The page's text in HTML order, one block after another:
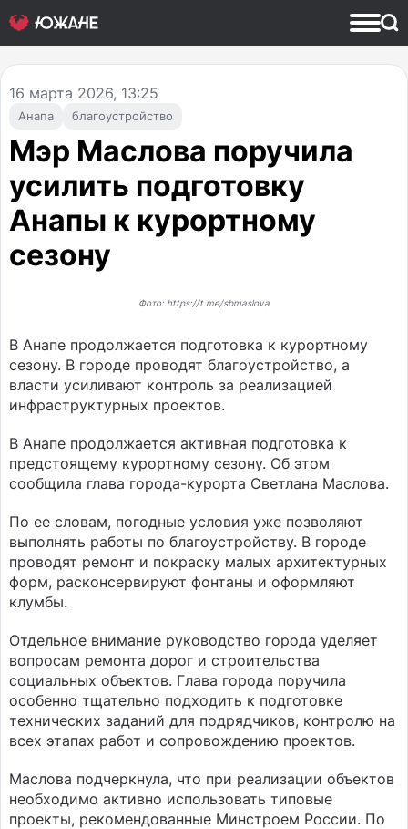
Анапа благоустройство
16 марта 2026, 13:25
Мэр Маслова поручила
усилить подготовку
Анапы к курортному
сезону
Фото: https://t.me/sbmaslova
В Анапе продолжается подготовка к курортному
сезону. В городе проводят благоустройство, а
власти усиливают контроль за реализацией
инфраструктурных проектов.
В Анапе продолжается активная подготовка к
предстоящему курортному сезону. Об этом
сообщила глава города-курорта Светлана Маслова.
По ее словам, погодные условия уже позволяют
выполнять работы по благоустройству. В городе
проводят ремонт и покраску малых архитектурных
форм, расконсервируют фонтаны и оформляют
клумбы.
Отдельное внимание руководство города уделяет
вопросам ремонта дорог и строительства
социальных объектов. Глава города поручила
особенно тщательно подходить к подготовке
технических заданий для подрядчиков, контролю на
всех этапах работ и сопровождению проектов.
Маслова подчеркнула, что при реализации объектов
необходимо активно использовать типовые
проекты, рекомендованные Минстроем России. По